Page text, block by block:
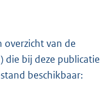
overzicht van de
die bij deze publicatie
beschikbaar: